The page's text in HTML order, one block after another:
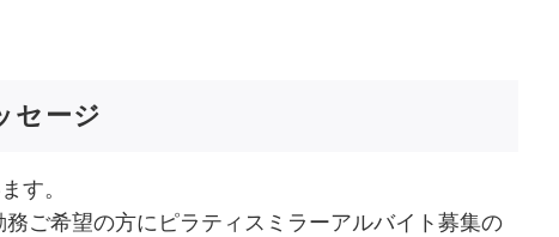
セージ
す。
ご希望の方にピラティスミラーアルバイト募集の